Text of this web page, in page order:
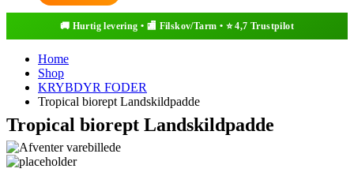
Home
Shop
KRYBDYR FODER
Tropical biorept Landskildpadde
Tropical biorept Landskildpadde